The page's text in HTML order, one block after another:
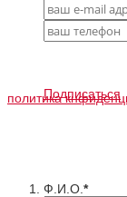
политикаПодписаться
Ф.И.О. *